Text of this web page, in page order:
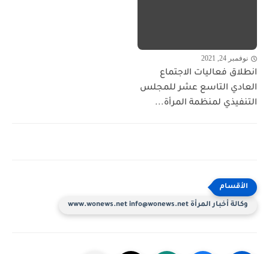
نوفمبر 24, 2021
انطلاق فعاليات الاجتماع
العادي التاسع عشر للمجلس
التنفيذي لمنظمة المرأة...
وكالة أخبار المرأة www.wonews.net info@wonews.net